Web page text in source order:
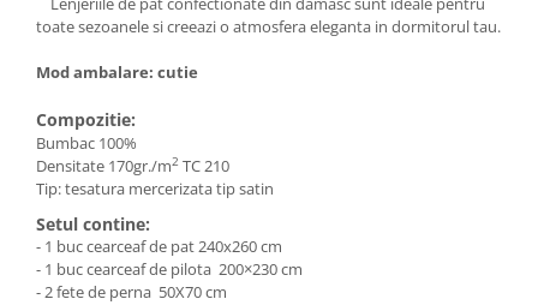
toate sezoanele si creeazi o atmosfera eleganta in dormitorul tau.
Mod ambalare: cutie
Compozitie:
Bumbac 100%
Densitate 170gr./m2 TC 210
Tip: tesatura mercerizata tip satin
Setul contine:
- 1 buc cearceaf de pat 240x260 cm
- 1 buc cearceaf de pilota 200×230 cm
- 2 fete de perna 50X70 cm